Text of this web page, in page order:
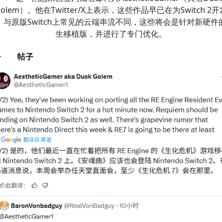
）。他在Twitter/X上表示，这些作品早已在为Switch 2开
与原版Switch上常见的云端串流不同，这些将会是针对新硬件
生移植版，并进行了专门优化。